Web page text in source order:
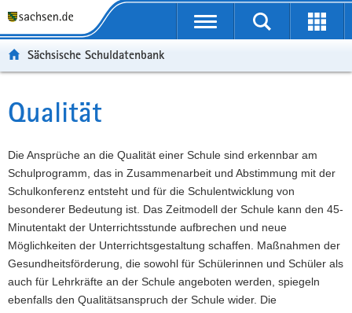
t
ü
e
r
g
r
e
i
f
e
n
r
l
a
v
i
g
a
t
i
o
n
a
t
n
h
a
l
t
W
t
r
e
I
n
f
o
r
m
a
r
i
c
e
Portalübergreifende
Suche
Sächsische Schuldatenbank
Hauptinhalt
Qualität
Die Ansprüche an die Qualität einer Schule sind erkennbar am
Schulprogramm, das in Zusammenarbeit und Abstimmung mit der
Schulkonferenz entsteht und für die Schulentwicklung von
besonderer Bedeutung ist. Das Zeitmodell der Schule kann den 45-
Minutentakt der Unterrichtsstunde aufbrechen und neue
Möglichkeiten der Unterrichtsgestaltung schaffen. Maßnahmen der
Gesundheitsförderung, die sowohl für Schülerinnen und Schüler als
auch für Lehrkräfte an der Schule angeboten werden, spiegeln
ebenfalls den Qualitätsanspruch der Schule wider. Die